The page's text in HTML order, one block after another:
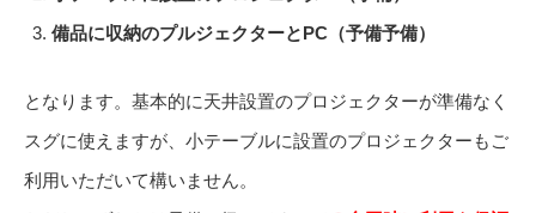
備品に収納のプルジェクターとPC（予備予備）
となります。基本的に天井設置のプロジェクターが準備なく
スグに使えますが、小テーブルに設置のプロジェクターもご
利用いただいて構いません。